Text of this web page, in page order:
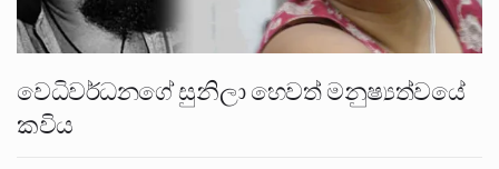
වෙධිවර්ධනගේ සුනිලා හෙවත් මනුෂ්‍යත්වයේ
කවිය